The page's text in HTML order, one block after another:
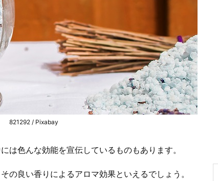
821292 / Pixabay
は色んな効能を宣伝しているものもあります。
の良い香りによるアロマ効果といえるでしょう。